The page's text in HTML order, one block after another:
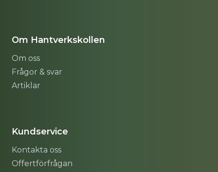
Om Hantverkskollen
Om oss
Frågor & svar
Artiklar
Kundservice
Kontakta oss
Offertförfrågan